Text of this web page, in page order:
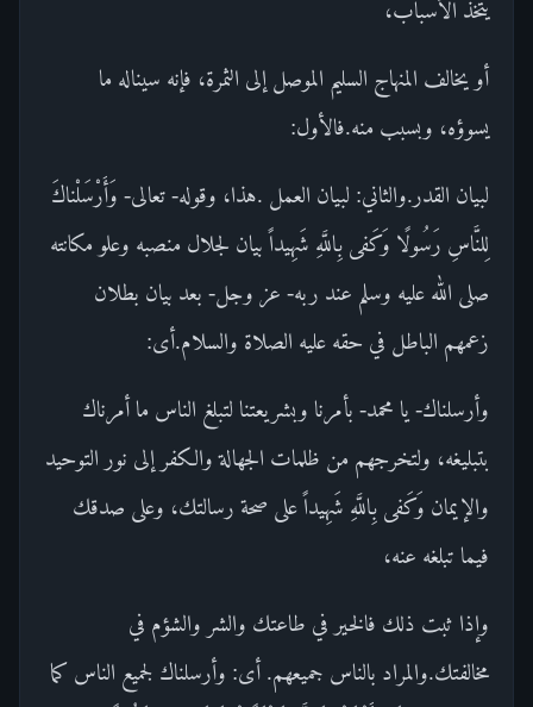
يتخذ الأسباب،
أو يخالف المنهاج السليم الموصل إلى الثمرة، فإنه سيناله ما
يسوؤه، وبسبب منه.فالأول:
لبيان القدر.والثاني: لبيان العمل .هذا، وقوله- تعالى- وَأَرْسَلْناكَ
لِلنَّاسِ رَسُولًا وَكَفى بِاللَّهِ شَهِيداً بيان لجلال منصبه وعلو مكانته
صلى الله عليه وسلم عند ربه- عز وجل- بعد بيان بطلان
زعمهم الباطل في حقه عليه الصلاة والسلام.أى:
وأرسلناك- يا محمد- بأمرنا وبشريعتنا لتبلغ الناس ما أمرناك
بتبليغه، ولتخرجهم من ظلمات الجهالة والكفر إلى نور التوحيد
والإيمان وَكَفى بِاللَّهِ شَهِيداً على صحة رسالتك، وعلى صدقك
فيما تبلغه عنه،
وإذا ثبت ذلك فالخير في طاعتك والشر والشؤم في
مخالفتك.والمراد بالناس جميعهم. أى: وأرسلناك لجميع الناس كما